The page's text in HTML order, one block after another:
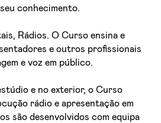
conhecimento.
Rádios. O Curso ensina e
e outros profissionais
e voz em público.
e no exterior, o Curso
rádio e apresentação em
são desenvolvidos com equipa